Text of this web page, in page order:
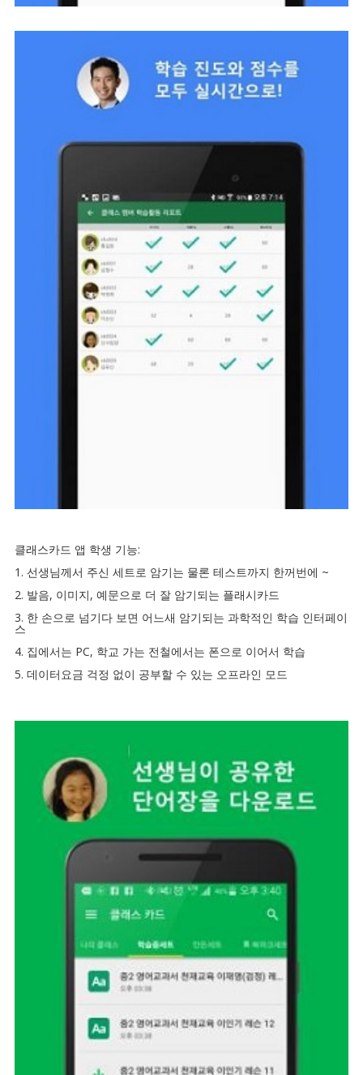
클래스카드 앱 학생 기능:
1. 선생님께서 주신 세트로 암기는 물론 테스트까지 한꺼번에 ~
2. 발음, 이미지, 예문으로 더 잘 암기되는 플래시카드
3. 한 손으로 넘기다 보면 어느새 암기되는 과학적인 학습 인터페이
스
4. 집에서는 PC, 학교 가는 전철에서는 폰으로 이어서 학습
5. 데이터요금 걱정 없이 공부할 수 있는 오프라인 모드